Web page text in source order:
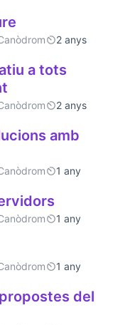
2 anys
a tots
2 anys
amb
1 any
1 any
1 any
del